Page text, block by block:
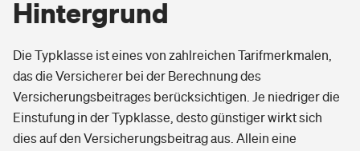
Hintergrund
Die Typklasse ist eines von zahlreichen Tarifmerkmalen,
das die Versicherer bei der Berechnung des
Versicherungsbeitrages berücksichtigen. Je niedriger die
Einstufung in der Typklasse, desto günstiger wirkt sich
dies auf den Versicherungsbeitrag aus. Allein eine